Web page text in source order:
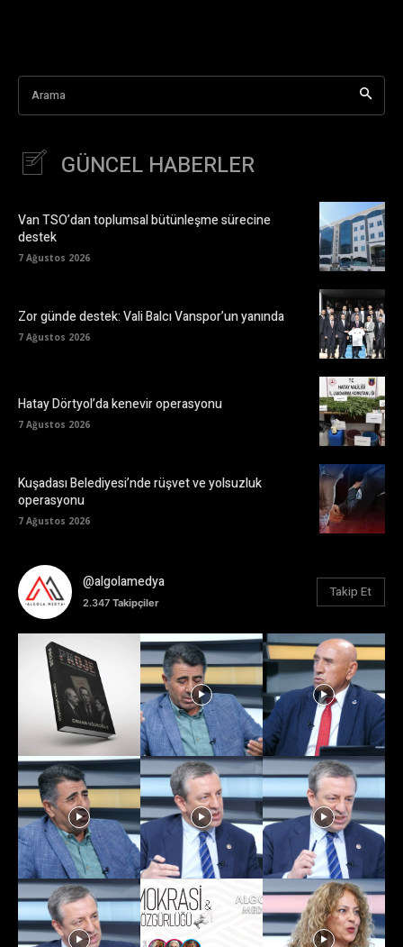
Arama
GÜNCEL HABERLER
Van TSO’dan toplumsal bütünleşme sürecine
destek
7 Ağustos 2026
Zor günde destek: Vali Balcı Vanspor’un yanında
7 Ağustos 2026
Hatay Dörtyol’da kenevir operasyonu
7 Ağustos 2026
Kuşadası Belediyesi’nde rüşvet ve yolsuzluk
operasyonu
7 Ağustos 2026
@algolamedya
2.347 Takipçiler
Takip Et